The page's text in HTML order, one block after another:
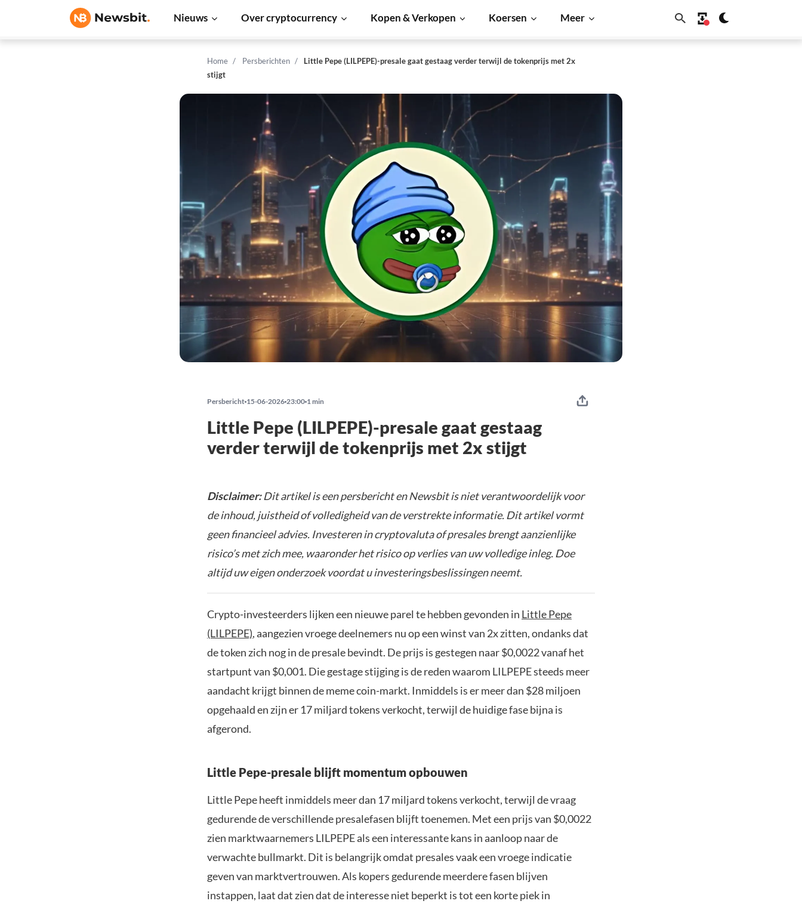
Nieuws Over cryptocurrency Kopen & Verkopen Koersen Meer
Home Persberichten
Little Pepe (LILPEPE)-presale gaat gestaag verder terwijl de tokenprijs met 2x
stijgt
Persbericht 15-06-2026 23:00 1 min
Little Pepe (LILPEPE)-presale gaat gestaag
verder terwijl de tokenprijs met 2x stijgt
Disclaimer:Dit artikel is een persbericht en Newsbit is niet verantwoordelijk voor
de inhoud, juistheid of volledigheid van de verstrekte informatie. Dit artikel vormt
geen financieel advies. Investeren in cryptovaluta of presales brengt aanzienlijke
risico’s met zich mee, waaronder het risico op verlies van uw volledige inleg. Doe
altijd uw eigen onderzoek voordat u investeringsbeslissingen neemt.
Crypto-investeerders lijken een nieuwe parel te hebben gevonden in Little Pepe
(LILPEPE), aangezien vroege deelnemers nu op een winst van 2x zitten, ondanks dat
de token zich nog in de presale bevindt. De prijs is gestegen naar $0,0022 vanaf het
startpunt van $0,001. Die gestage stijging is de reden waarom LILPEPE steeds meer
aandacht krijgt binnen de meme coin-markt. Inmiddels is er meer dan $28 miljoen
opgehaald en zijn er 17 miljard tokens verkocht, terwijl de huidige fase bijna is
afgerond.
Little Pepe-presale blijft momentum opbouwen
Little Pepe heeft inmiddels meer dan 17 miljard tokens verkocht, terwijl de vraag
gedurende de verschillende presalefasen blijft toenemen. Met een prijs van $0,0022
zien marktwaarnemers LILPEPE als een interessante kans in aanloop naar de
verwachte bullmarkt. Dit is belangrijk omdat presales vaak een vroege indicatie
geven van marktvertrouwen. Als kopers gedurende meerdere fasen blijven
instappen, laat dat zien dat de interesse niet beperkt is tot een korte piek in